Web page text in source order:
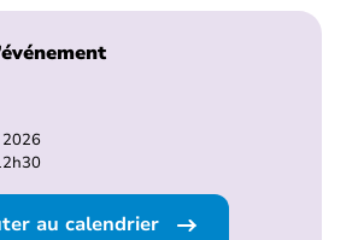
au calendrier